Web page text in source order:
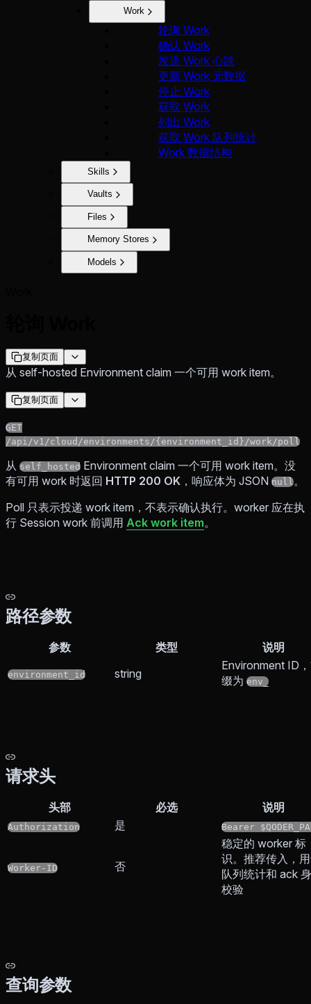
Work
轮询 Work
确认 Work
发送 Work 心跳
更新 Work 元数据
停止 Work
获取 Work
列出 Work
获取 Work 队列统计
Work 数据结构
Skills
Vaults
Files
Memory Stores
Models
复制页面
从 self-hosted Environment claim 一个可用 work item。
复制页面
GET
/api/v1/cloud/environments/{environment_id}/work/poll
从 self_hosted Environment claim 一个可用 work item。没
有可用 work 时返回 HTTP 200 OK ，响应体为 JSON null。
Poll 只表示投递 work item，不表示确认执行。worker 应在执
行 Session work 前调用 Ack work item。
路径参数
参数 类型 说明
environment_id string
Environment ID
缀为 env_
请求头
头部 必选 说明
Authorization 是 Bearer
Worker-ID 否
稳定的 worker 标
识。推荐传入，
队列统计和 ack
校验
查询参数